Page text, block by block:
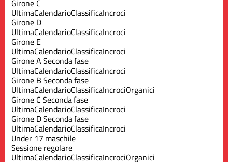
Girone C
UltimaCalendarioClassificaIncroci
Girone D
UltimaCalendarioClassificaIncroci
Girone E
UltimaCalendarioClassificaIncroci
Girone A Seconda fase
UltimaCalendarioClassificaIncroci
Girone B Seconda fase
UltimaCalendarioClassificaIncrociOrganici
Girone C Seconda fase
UltimaCalendarioClassificaIncroci
Girone D Seconda fase
UltimaCalendarioClassificaIncroci
Under 17 maschile
Sessione regolare
UltimaCalendarioClassificaIncrociOrganici